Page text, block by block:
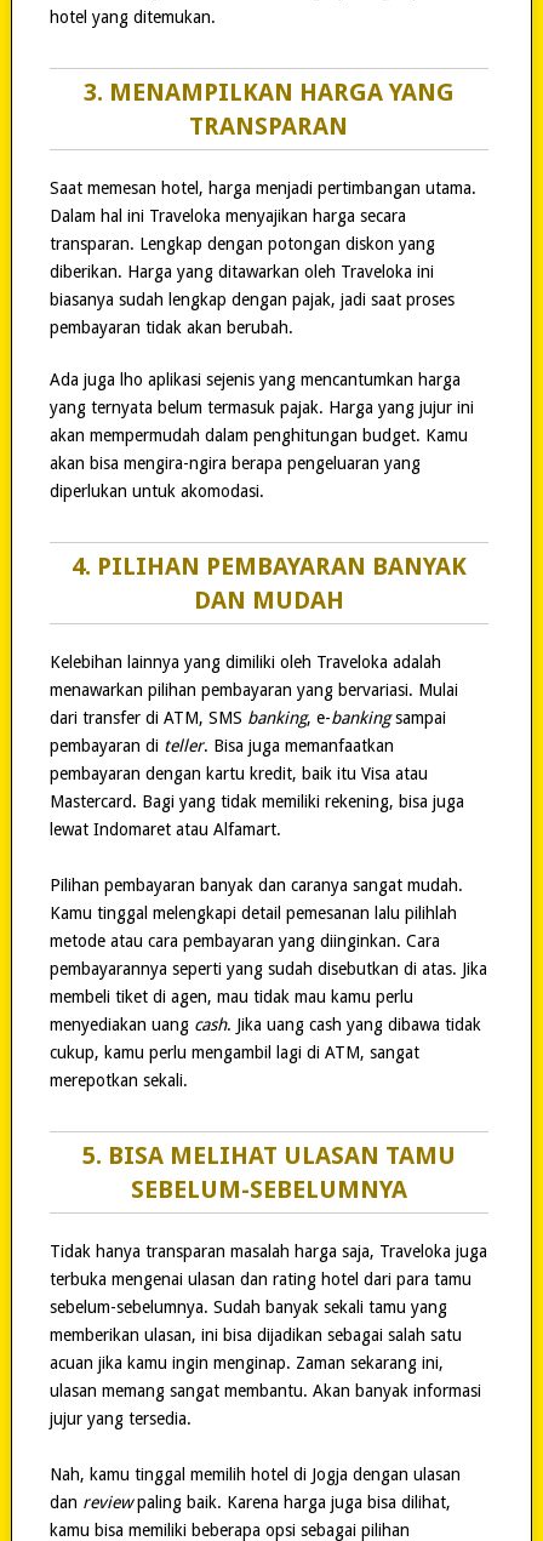
hotel yang ditemukan.
3. MENAMPILKAN HARGA YANG
TRANSPARAN
Saat memesan hotel, harga menjadi pertimbangan utama.
Dalam hal ini Traveloka menyajikan harga secara
transparan. Lengkap dengan potongan diskon yang
diberikan. Harga yang ditawarkan oleh Traveloka ini
biasanya sudah lengkap dengan pajak, jadi saat proses
pembayaran tidak akan berubah.
Ada juga lho aplikasi sejenis yang mencantumkan harga
yang ternyata belum termasuk pajak. Harga yang jujur ini
akan mempermudah dalam penghitungan budget. Kamu
akan bisa mengira-ngira berapa pengeluaran yang
diperlukan untuk akomodasi.
4. PILIHAN PEMBAYARAN BANYAK
DAN MUDAH
Kelebihan lainnya yang dimiliki oleh Traveloka adalah
menawarkan pilihan pembayaran yang bervariasi. Mulai
dari transfer di ATM, SMS banking, e-bankingsampai
pembayaran di teller. Bisa juga memanfaatkan
pembayaran dengan kartu kredit, baik itu Visa atau
Mastercard. Bagi yang tidak memiliki rekening, bisa juga
lewat Indomaret atau Alfamart.
Pilihan pembayaran banyak dan caranya sangat mudah.
Kamu tinggal melengkapi detail pemesanan lalu pilihlah
metode atau cara pembayaran yang diinginkan. Cara
pembayarannya seperti yang sudah disebutkan di atas. Jika
membeli tiket di agen, mau tidak mau kamu perlu
menyediakan uang cash. Jika uang cash yang dibawa tidak
cukup, kamu perlu mengambil lagi di ATM, sangat
merepotkan sekali.
5. BISA MELIHAT ULASAN TAMU
SEBELUM-SEBELUMNYA
Tidak hanya transparan masalah harga saja, Traveloka juga
terbuka mengenai ulasan dan rating hotel dari para tamu
sebelum-sebelumnya. Sudah banyak sekali tamu yang
memberikan ulasan, ini bisa dijadikan sebagai salah satu
acuan jika kamu ingin menginap. Zaman sekarang ini,
ulasan memang sangat membantu. Akan banyak informasi
jujur yang tersedia.
Nah, kamu tinggal memilih hotel di Jogja dengan ulasan
dan reviewpaling baik. Karena harga juga bisa dilihat,
kamu bisa memiliki beberapa opsi sebagai pilihan